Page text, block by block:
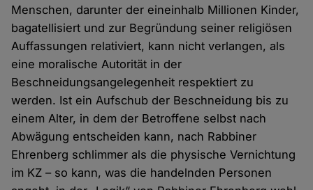
Menschen, darunter der eineinhalb Millionen Kinder,
bagatellisiert und zur Begründung seiner religiösen
Auffassungen relativiert, kann nicht verlangen, als
eine moralische Autorität in der
Beschneidungsangelegenheit respektiert zu
werden. Ist ein Aufschub der Beschneidung bis zu
einem Alter, in dem der Betroffene selbst nach
Abwägung entscheiden kann, nach Rabbiner
Ehrenberg schlimmer als die physische Vernichtung
im KZ – so kann, was die handelnden Personen